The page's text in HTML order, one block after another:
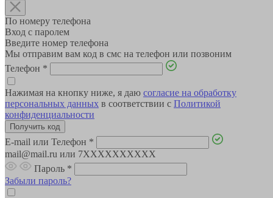
По номеру телефона
Вход с паролем
Введите номер телефона
Мы отправим вам код в смс на телефон или позвоним
Телефон *
Нажимая на кнопку ниже, я даю согласие на обработку
персональных данных в соответствии с Политикой
конфиденциальности
E-mail или Телефон *
mail@mail.ru или 7XXXXXXXXXX
Пароль *
Забыли пароль?